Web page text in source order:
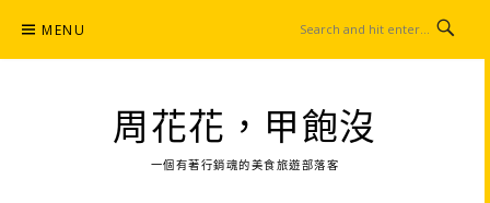
content
MENU
周花花，甲飽沒
一個有著行銷魂的美食旅遊部落客